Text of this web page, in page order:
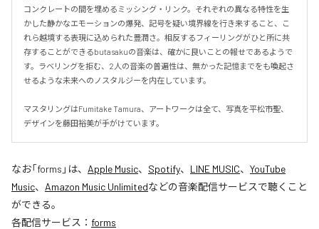
コンクレートの間を埋めるミッシング・リンク。それぞれの異なる特性を生
かした静かなエモーションの爆発、記号を疑い境界線を行き来すること、こ
れら越境する表現に込められた豊潤さ。相反するフィーリングがひと所に共
存することができるbutasakuの音楽は、確かに良いことの報せであるようで
す。ラベリングを拒む、2人の音楽の普遍性は、無かった記憶までをも喚起さ
せるような未来へのノスタルジーを内在しています。
マスタリングはFumitake Tamura、アートワークは全て、写真を平松市聖、
デザインを藤田裕美が手がけています。
なお「forms 」は、 Apple Music、 Spotify、 LINE MUSIC、 YouTube
Music、 Amazon Music Unlimitedなどの音楽配信サービスで聴くこと
ができる。
各配信サービス： forms